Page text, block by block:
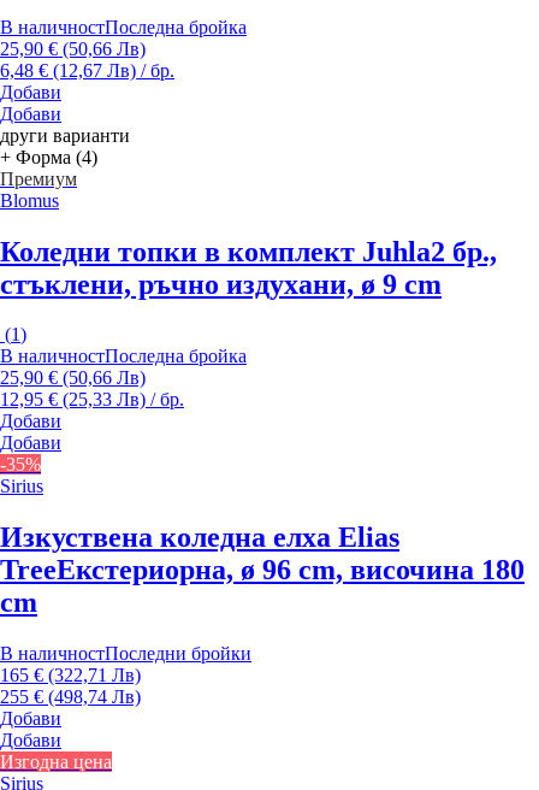
В наличностПоследна бройка
25,90 € (50,66 Лв)
6,48 € (12,67 Лв) / бр.
Добави
Добави
други варианти
+ Форма (4)
Премиум
Blomus
Коледни топки в комплект Juhla2 бр.,
стъклени, ръчно издухани, ø 9 cm
(1)
В наличностПоследна бройка
25,90 € (50,66 Лв)
12,95 € (25,33 Лв) / бр.
Добави
Добави
-35%
Sirius
Изкуствена коледна елха Elias
TreeЕкстериорна, ø 96 cm, височина 180
cm
В наличностПоследни бройки
165 € (322,71 Лв)
255 € (498,74 Лв)
Добави
Добави
Изгодна цена
Sirius